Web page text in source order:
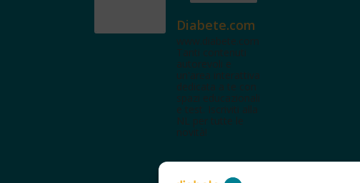
Diabete.com
www.diabete.com
Tanti contenuti
autorevoli e
un'area interattiva
dedicata a te con
spazi educazionali
e test. Iscriviti alla
NL per tutte le
novità!